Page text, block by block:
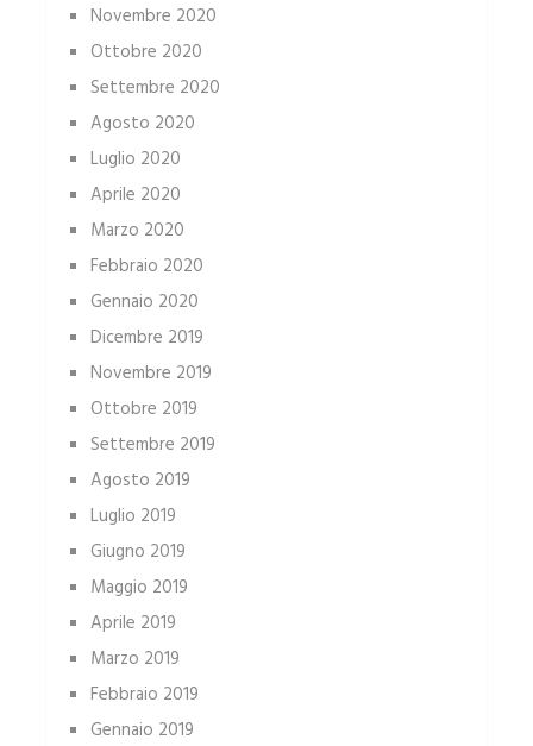
Novembre 2020
Ottobre 2020
Settembre 2020
Agosto 2020
Luglio 2020
Aprile 2020
Marzo 2020
Febbraio 2020
Gennaio 2020
Dicembre 2019
Novembre 2019
Ottobre 2019
Settembre 2019
Agosto 2019
Luglio 2019
Giugno 2019
Maggio 2019
Aprile 2019
Marzo 2019
Febbraio 2019
Gennaio 2019